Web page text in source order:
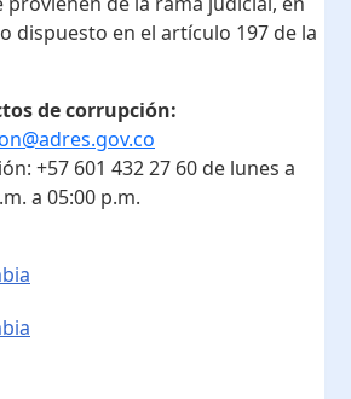
dispuesto en el artículo 197 de la
de corrupción:
+57 601 432 27 60 de lunes a
a 05:00 p.m.